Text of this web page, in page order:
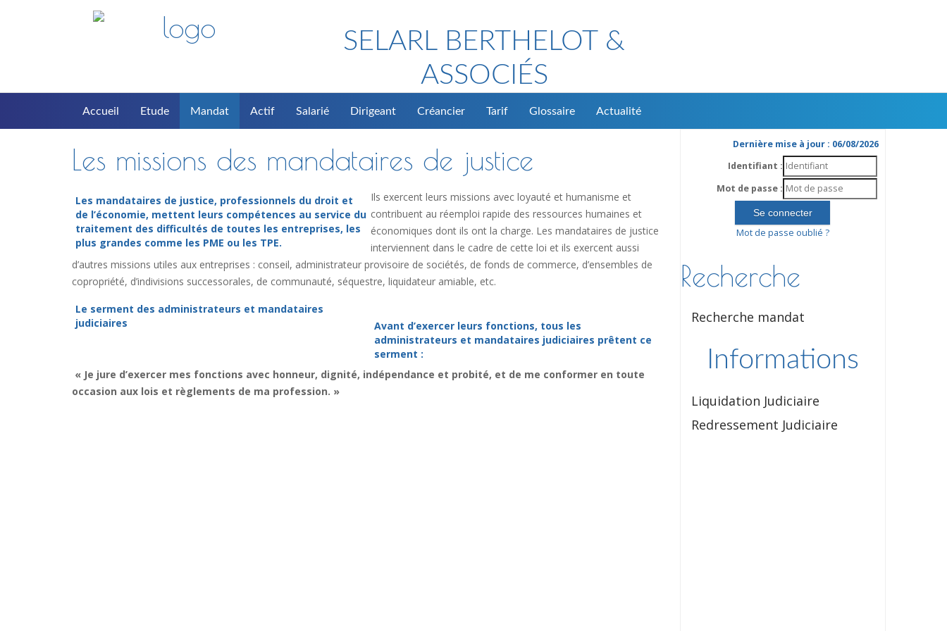
SELARL BERTHELOT &
ASSOCIÉS
Accueil Etude Mandat Actif Salarié Dirigeant Créancier Tarif Glossaire Actualité
Les missions des mandataires de justice
Les mandataires de justice, professionnels du droit et
de l’économie, mettent leurs compétences au service du
traitement des difficultés de toutes les entreprises, les
plus grandes comme les PME ou les TPE.
Ils exercent leurs missions avec loyauté et humanisme et
contribuent au réemploi rapide des ressources humaines et
économiques dont ils ont la charge. Les mandataires de justice
interviennent dans le cadre de cette loi et ils exercent aussi
d’autres missions utiles aux entreprises : conseil, administrateur provisoire de sociétés, de fonds de commerce, d’ensembles de
copropriété, d’indivisions successorales, de communauté, séquestre, liquidateur amiable, etc.
Le serment des administrateurs et mandataires
judiciaires
Avant d’exercer leurs fonctions, tous les
administrateurs et mandataires judiciaires prêtent ce
serment :
« Je jure d’exercer mes fonctions avec honneur, dignité, indépendance et probité, et de me conformer en toute
occasion aux lois et règlements de ma profession. »
Dernière mise à jour : 06/08/2026
Identifiant :
Mot de passe :
Mot de passe oublié ?
Recherche
Recherche mandat
Informations
Liquidation Judiciaire
Redressement Judiciaire